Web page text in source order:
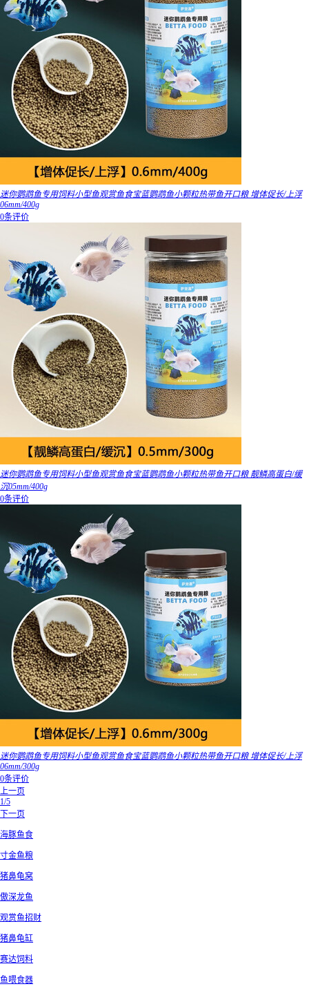
迷你鹦鹉鱼专用饲料小型鱼观赏鱼食宝蓝鹦鹉鱼小颗粒热带鱼开口粮 增体促长/上浮
06mm/400g
0条评价
迷你鹦鹉鱼专用饲料小型鱼观赏鱼食宝蓝鹦鹉鱼小颗粒热带鱼开口粮 靓鳞高蛋白/缓
沉05mm/400g
0条评价
迷你鹦鹉鱼专用饲料小型鱼观赏鱼食宝蓝鹦鹉鱼小颗粒热带鱼开口粮 增体促长/上浮
06mm/300g
0条评价
上一页
1/5
下一页
海豚鱼食
寸金鱼粮
猪鼻龟窝
傲深龙鱼
观赏鱼招财
猪鼻龟缸
赛达饲料
鱼喂食器